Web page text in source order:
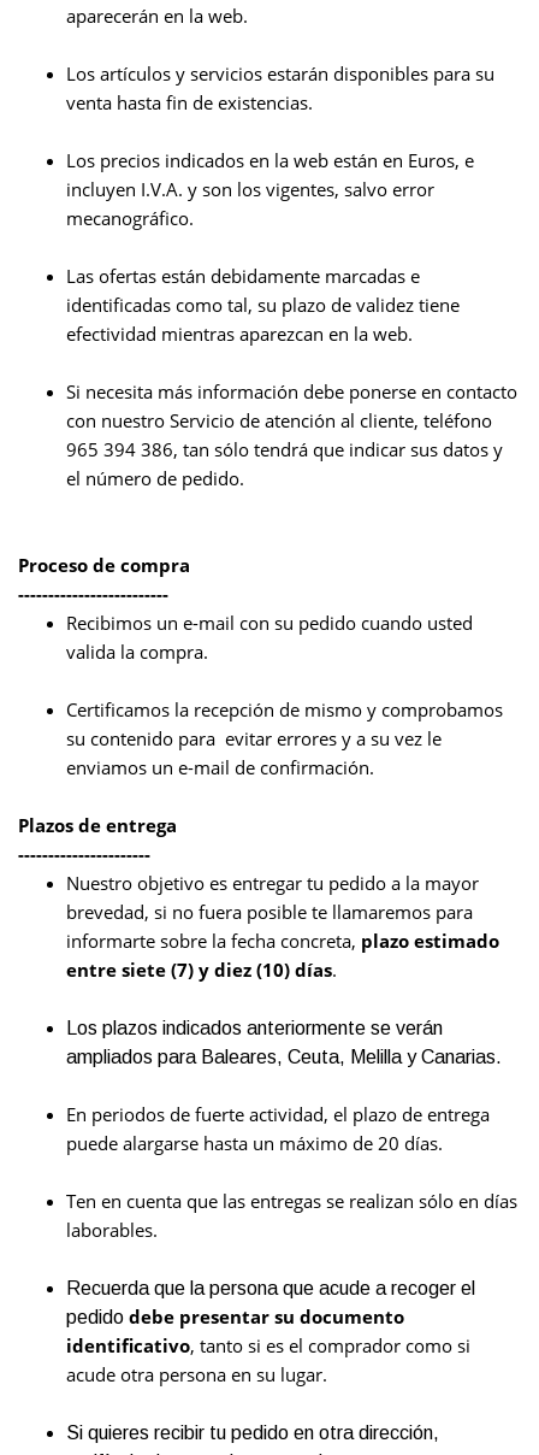
aparecerán en la web.
Los artículos y servicios estarán disponibles para su
venta hasta fin de existencias.
Los precios indicados en la web están en Euros, e
incluyen I.V.A. y son los vigentes, salvo error
mecanográfico.
Las ofertas están debidamente marcadas e
identificadas como tal, su plazo de validez tiene
efectividad mientras aparezcan en la web.
Si necesita más información debe ponerse en contacto
con nuestro Servicio de atención al cliente, teléfono
965 394 386, tan sólo tendrá que indicar sus datos y
el número de pedido.
Proceso de compra
-------------------------
Recibimos un e-mail con su pedido cuando usted
valida la compra.
Certificamos la recepción de mismo y comprobamos
su contenido para evitar errores y a su vez le
enviamos un e-mail de confirmación.
Plazos de entrega
----------------------
Nuestro objetivo es entregar tu pedido a la mayor
brevedad, si no fuera posible te llamaremos para
informarte sobre la fecha concreta, plazo estimado
entre siete (7) y diez (10) días.
Los plazos indicados anteriormente se verán
ampliados para Baleares, Ceuta, Melilla y Canarias.
En periodos de fuerte actividad, el plazo de entrega
puede alargarse hasta un máximo de 20 días.
Ten en cuenta que las entregas se realizan sólo en días
laborables.
Recuerda que la persona que acude a recoger el
pedido debe presentar su documento
identificativo, tanto si es el comprador como si
acude otra persona en su lugar.
Si quieres recibir tu pedido en otra dirección,